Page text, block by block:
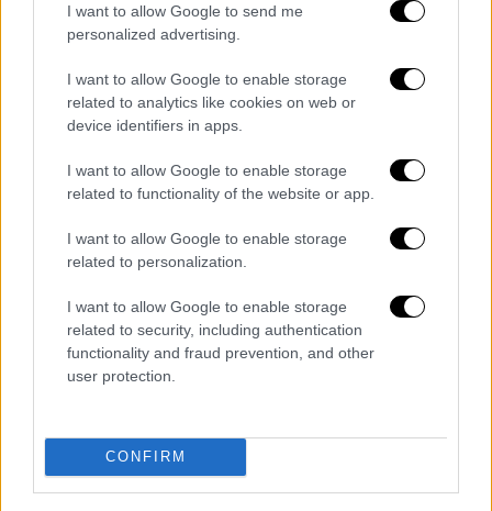
I want to allow Google to send me
personalized advertising.
I want to allow Google to enable storage
related to analytics like cookies on web or
device identifiers in apps.
I want to allow Google to enable storage
related to functionality of the website or app.
I want to allow Google to enable storage
related to personalization.
I want to allow Google to enable storage
related to security, including authentication
functionality and fraud prevention, and other
user protection.
CONFIRM
13m2 / Αντώνης Δημητρόπουλος
50.000.000 Tons of Landscape /
Στέφανος Ρόκος - Φωκίων Ξένος
Holy Shit / Ταξιάρχης Δεληγιάννης -
Βασίλης Τσιουβάρας
Sins / Yeti Pictures
The Synthetic Age / Δημήτρης
Βραβείο Σεναρίου 2026
Dream / Σεμίραμις Μαμάτα
Holy Shit / Ταξιάρχης Δεληγιάννης -
Βασίλης Τσιουβάρας
Πρωτόπαππας
Sins / Yeti Pictures